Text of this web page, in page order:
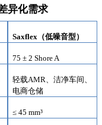
异化需求
Saxflex（低噪音型）
75 ± 2 Shore A
轻载AMR、洁净车间、
电商仓储
≤ 45 mm³